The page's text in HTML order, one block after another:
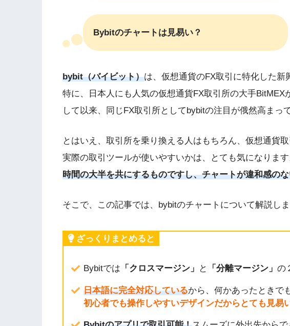
Bybitのチャートは見易い？
bybit（バイビット）は、仮想通貨のFX取引に特化した新
特に、日本人にも人気の仮想通貨FX取引所の大手BitMEX
して以来、同じFX取引所としてbybitの注目が俄然高まっ
とはいえ、取引所を乗り換える人はもちろん、仮想通貨
実際の取引ツールが使いやすいかは、とても気になります
時間の大半を共にするものですし、チャートが違和感の
そこで、この記事では、bybitのチャートについて解説しま
ざっくりまとめると
Bybitでは 「クロスマージン」 と 「分離マージン」 の
日本語に完全対応しているから、何かあったときで
初心者でも操作しやすいデザインだからとても見易い